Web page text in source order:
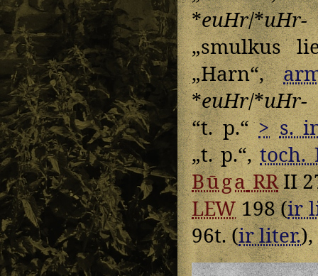
*euHr/*uHr-
„smulkus
„Harn“,
*euHr/*uHr-
“t. p.“> s.
„t. p.“,toch.
BūgaRRII
LEW198 (ir
96t. (ir liter.),